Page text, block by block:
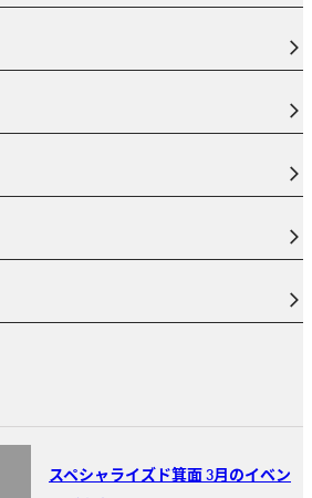
スペシャライズド箕面 3月のイベン